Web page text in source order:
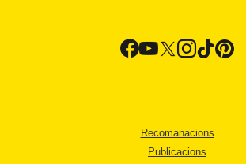
Recomanacions
Publicacions